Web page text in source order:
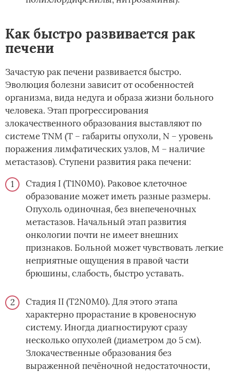
Как быстро развивается рак
печени
Зачастую рак печени развивается быстро.
Эволюция болезни зависит от особенностей
организма, вида недуга и образа жизни больного
человека. Этап прогрессирования
злокачественного образования выставляют по
системе TNM (Т – габариты опухоли, N – уровень
поражения лимфатических узлов, M – наличие
метастазов). Ступени развития рака печени:
Стадия I (T1N0M0). Раковое клеточное
образование может иметь разные размеры.
Опухоль одиночная, без внепеченочных
метастазов. Начальный этап развития
онкологии почти не имеет внешних
признаков. Больной может чувствовать легкие
неприятные ощущения в правой части
брюшины, слабость, быстро уставать.
Стадия II (T2N0M0). Для этого этапа
характерно прорастание в кровеносную
систему. Иногда диагностируют сразу
несколько опухолей (диаметром до 5 см).
Злокачественные образования без
выраженной печёночной недостаточности,